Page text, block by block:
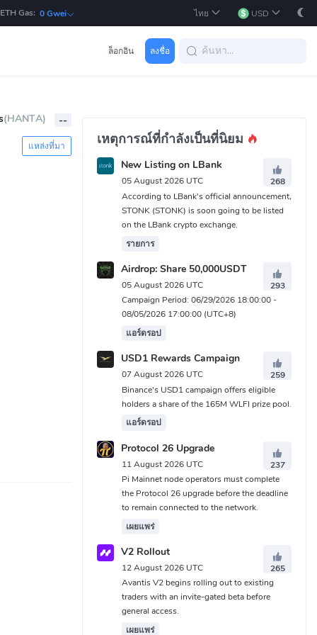
ETH Gas: 0 Gwei ไทย USD
ล็อกอิน ลงชื่อ
(HANTA)
--
แหล่งที่มา เหตุการณ์ที่กำลังเป็นที่นิยม
New Listing on LBank
05 August 2026 UTC
268
According to LBank's official announcement,
STONK (STONK) is soon going to be listed
on the LBank crypto exchange.
รายการ
Airdrop: Share 50,000USDT
05 August 2026 UTC
293
Campaign Period: 06/29/2026 18:00:00 -
08/05/2026 17:00:00 (UTC+8)
แอร์ดรอป
USD1 Rewards Campaign
07 August 2026 UTC
259
Binance's USD1 campaign offers eligible
holders a share of the 165M WLFI prize pool.
แอร์ดรอป
Protocol 26 Upgrade
11 August 2026 UTC
237
Pi Mainnet node operators must complete
the Protocol 26 upgrade before the deadline
to remain connected to the network.
เผยแพร่
V2 Rollout
12 August 2026 UTC
265
Avantis V2 begins rolling out to existing
traders with an invite-gated beta before
general access.
เผยแพร่